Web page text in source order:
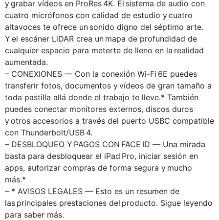
y grabar vídeos en ProRes 4K. El sistema de audio con
cuatro micrófonos con calidad de estudio y cuatro
altavoces te ofrece un sonido digno del séptimo arte.
Y el escáner LiDAR crea un mapa de profundidad de
cualquier espacio para meterte de lleno en la realidad
aumentada.
– CONEXIONES — Con la conexión Wi-Fi 6E puedes
transferir fotos, documentos y vídeos de gran tamaño a
toda pastilla allá donde el trabajo te lleve.* También
puedes conectar monitores externos, discos duros
y otros accesorios a través del puerto USBC compatible
con Thunderbolt/USB 4.
– DESBLOQUEO Y PAGOS CON FACE ID — Una mirada
basta para desbloquear el iPad Pro, iniciar sesión en
apps, autorizar compras de forma segura y mucho
más.*
– * AVISOS LEGALES — Esto es un resumen de
las principales prestaciones del producto. Sigue leyendo
para saber más.